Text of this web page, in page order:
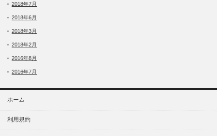
2018年7月
2018年6月
2018年3月
2018年2月
2016年8月
2016年7月
ホーム
利用規約